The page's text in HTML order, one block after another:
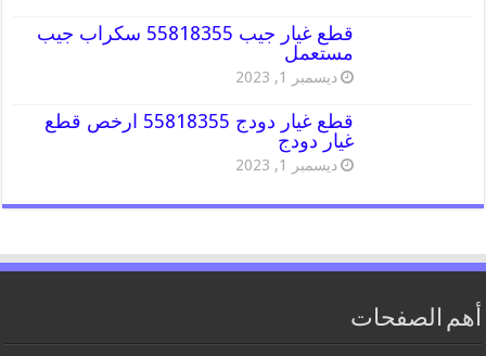
قطع غيار جيب 55818355 سكراب جيب
مستعمل
ديسمبر 1, 2023
قطع غيار دودج 55818355 ارخص قطع
غيار دودج
ديسمبر 1, 2023
أهم الصفحات